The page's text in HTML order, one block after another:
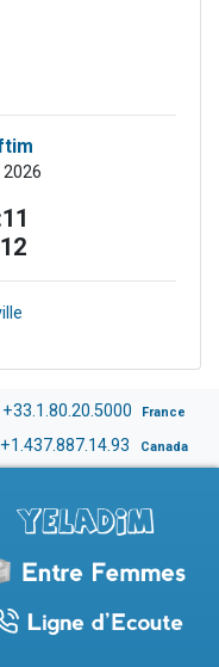
+33.1.80.20.5000 France
+1.437.887.14.93 Canada